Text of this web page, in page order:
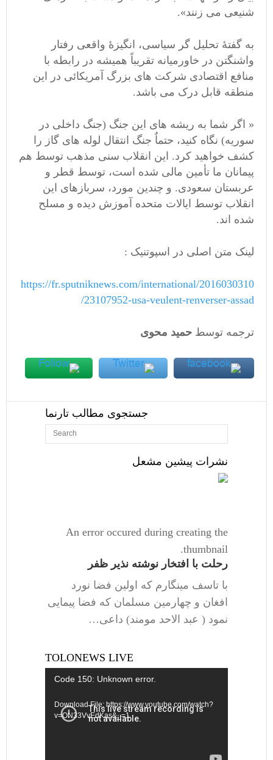
شنیعی می زنند».
به گفتۀ تحلیل گر سیاسی، انگیزۀ واقعی رفتار
واشنگتن در خاورمیانه تقریباً همیشه در رابطه با
منافع اقتصادی شرکت های بزرگ آمریکائی در این
منطقه قابل درک می باشد.
« اگر شما به ریشه های این جنگ (جنگ داخلی در
سوریه) نگاه کنید، حتماٌ جنگ انتقال لوله های گاز را
کشف خواهید کرد. این انقلاب سنی مذهب توسط هم
پیمانان ما تأمین مالی شده است، توسط قطر و
عربستان سعودی. و چندین مورد، سربازهای این
انقلاب توسط ایالات متحده آموزش دیده و مسلح
شده اند.
لینک متن اصلی در اسپوتنیک :
https://fr.sputniknews.com/international/2016030310
23107952-usa-veulent-renverser-assad/
ترجمه توسط حمید محوی
جستجوی مطالب تارنما
نشرات پیشین مشعل
An error occured during creating the
thumbnail.
رحلت با افتخار نوشته نذیر ظفر
با تاسف مینگارم که اولین فضا نورد
افغان و چهارمین مسلمان که فضا پیمایی
نمود ( عبد الاحد مومند) داعی…
TOLONEWS LIVE
Video
Code 150: Unknown error.
Download File: https://www.youtube.com/watch?
v=ON33VvEdKas&_=1